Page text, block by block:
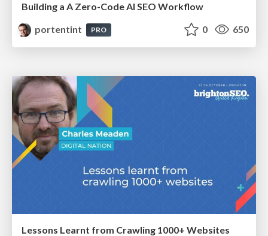
Building a A Zero-Code AI SEO Workflow
portentint
PRO 0 650
Lessons Learnt from Crawling 1000+ Websites